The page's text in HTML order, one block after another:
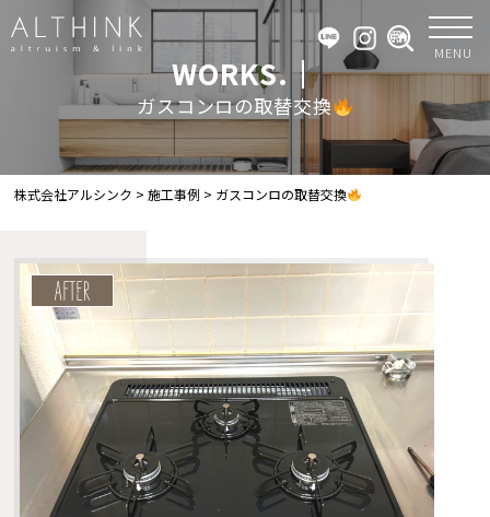
MENU
WORKS.｜
ガスコンロの取替交換
株式会社アルシンク >施工事例 > ガスコンロの取替交換